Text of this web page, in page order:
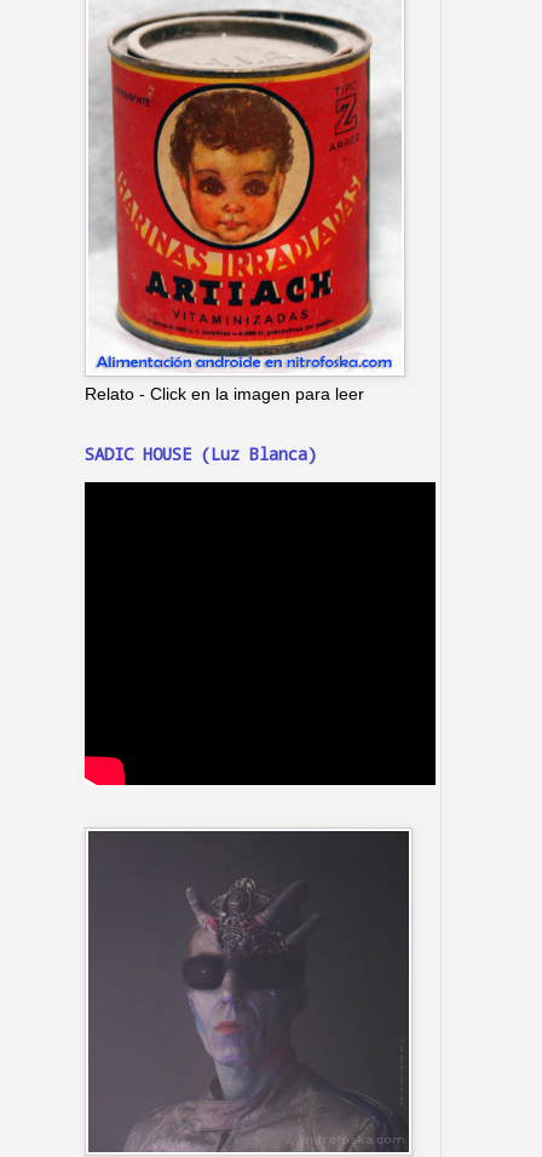
Relato - Click en la imagen para leer
SADIC HOUSE (Luz Blanca)